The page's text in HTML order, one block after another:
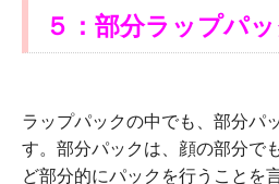
５：部分ラップパッ
ラップパックの中でも、部分パ
す。部分パックは、顔の部分で
ど部分的にパックを行うことを